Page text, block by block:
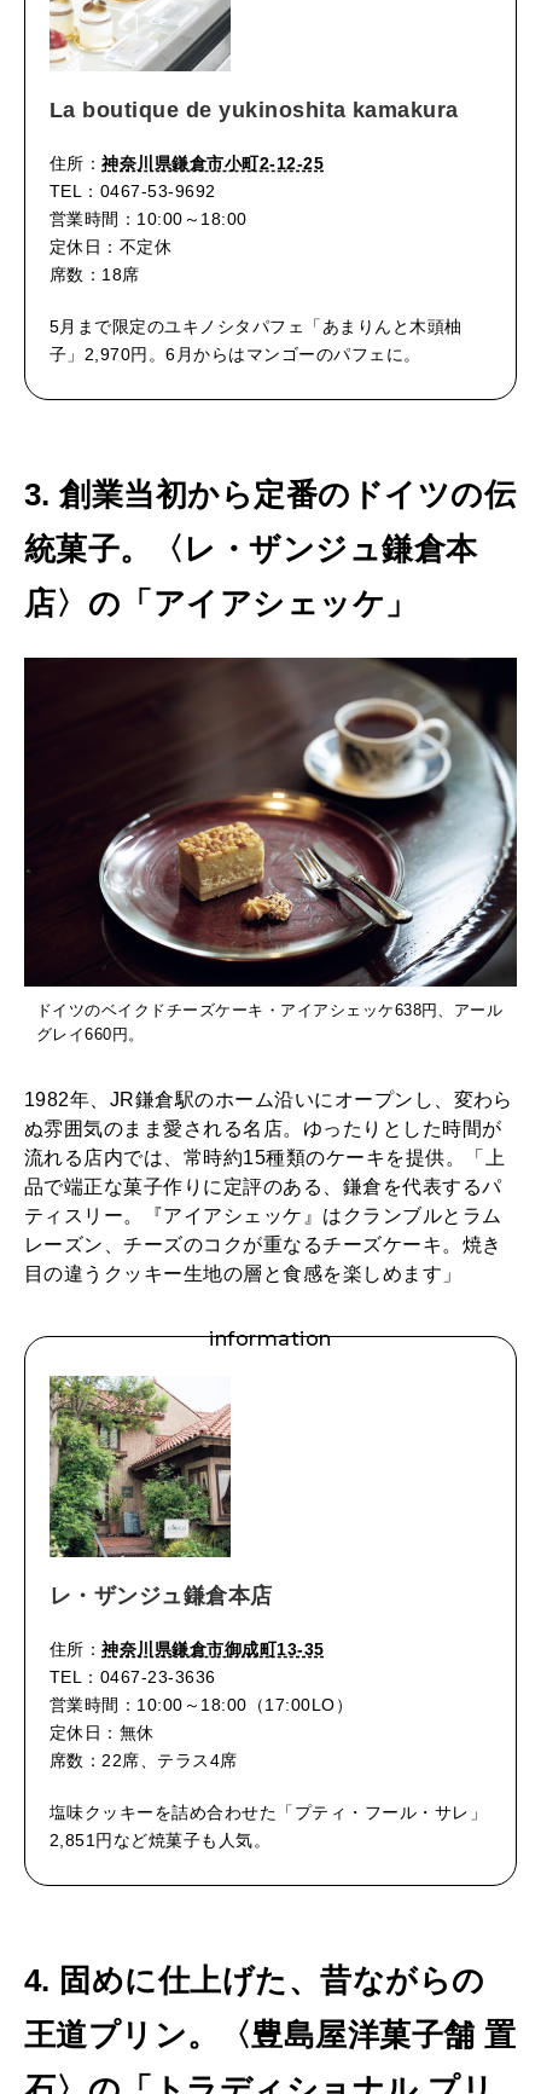
La boutique de yukinoshita kamakura
住所：神奈川県鎌倉市小町2-12-25
TEL：0467-53-9692
営業時間：10:00～18:00
定休日：不定休
席数：18席
5月まで限定のユキノシタパフェ「あまりんと木頭柚
子」2,970円。6月からはマンゴーのパフェに。
3. 創業当初から定番のドイツの伝
統菓子。〈レ・ザンジュ鎌倉本
店〉の「アイアシェッケ」
ドイツのベイクドチーズケーキ・アイアシェッケ638円、アール
グレイ660円。
1982年、JR鎌倉駅のホーム沿いにオープンし、変わら
ぬ雰囲気のまま愛される名店。ゆったりとした時間が
流れる店内では、常時約15種類のケーキを提供。「上
品で端正な菓子作りに定評のある、鎌倉を代表するパ
ティスリー。『アイアシェッケ』はクランブルとラム
レーズン、チーズのコクが重なるチーズケーキ。焼き
目の違うクッキー生地の層と食感を楽しめます」
information
レ・ザンジュ鎌倉本店
住所：神奈川県鎌倉市御成町13-35
TEL：0467-23-3636
営業時間：10:00～18:00（17:00LO）
定休日：無休
席数：22席、テラス4席
塩味クッキーを詰め合わせた「プティ・フール・サレ」
2,851円など焼菓子も人気。
4. 固めに仕上げた、昔ながらの
王道プリン。〈豊島屋洋菓子舗 置